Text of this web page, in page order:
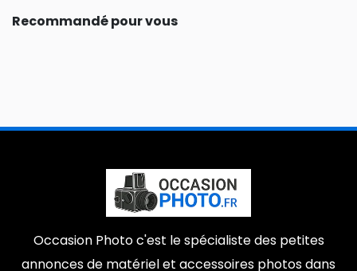
Recommandé pour vous
Occasion Photo c'est le spécialiste des petites
annonces de matériel et accessoires photos dans